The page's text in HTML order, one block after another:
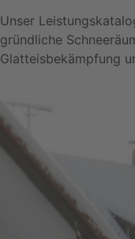
Unser
gründliche
Glatteisbekämpfung